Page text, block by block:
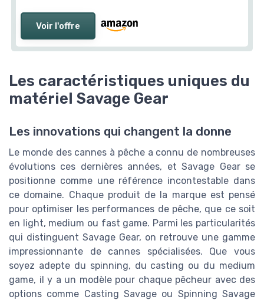
Voir l'offre
Les caractéristiques uniques du
matériel Savage Gear
Les innovations qui changent la donne
Le monde des cannes à pêche a connu de nombreuses
évolutions ces dernières années, et Savage Gear se
positionne comme une référence incontestable dans
ce domaine. Chaque produit de la marque est pensé
pour optimiser les performances de pêche, que ce soit
en light, medium ou fast game. Parmi les particularités
qui distinguent Savage Gear, on retrouve une gamme
impressionnante de cannes spécialisées. Que vous
soyez adepte du spinning, du casting ou du medium
game, il y a un modèle pour chaque pêcheur avec des
options comme Casting Savage ou Spinning Savage